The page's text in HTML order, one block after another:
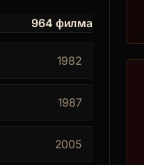
964 филма
1982
1987
2005